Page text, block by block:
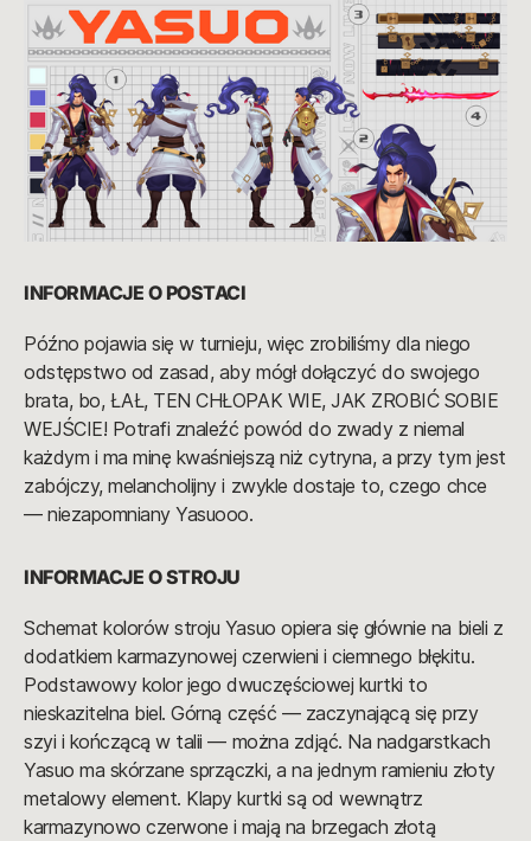
INFORMACJE O POSTACI
Późno pojawia się w turnieju, więc zrobiliśmy dla niego
odstępstwo od zasad, aby mógł dołączyć do swojego
brata, bo, ŁAŁ, TEN CHŁOPAK WIE, JAK ZROBIĆ SOBIE
WEJŚCIE! Potrafi znaleźć powód do zwady z niemal
każdym i ma minę kwaśniejszą niż cytryna, a przy tym jest
zabójczy, melancholijny i zwykle dostaje to, czego chce
— niezapomniany Yasuooo.
INFORMACJE O STROJU
Schemat kolorów stroju Yasuo opiera się głównie na bieli z
dodatkiem karmazynowej czerwieni i ciemnego błękitu.
Podstawowy kolor jego dwuczęściowej kurtki to
nieskazitelna biel. Górną część — zaczynającą się przy
szyi i kończącą w talii — można zdjąć. Na nadgarstkach
Yasuo ma skórzane sprzączki, a na jednym ramieniu złoty
metalowy element. Klapy kurtki są od wewnątrz
karmazynowo czerwone i mają na brzegach złotą